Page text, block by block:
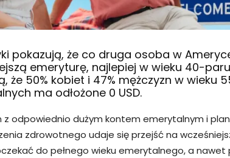
pokazują, że co druga osoba w
emeryturę, najlepiej w wieku 40-
że 50% kobiet i 47% mężczyzn w wieku
ma odłożone 0 USD.
z odpowiednio dużym kontem emerytalnym i
zdrowotnego udaje się przejść na
do pełnego wieku emerytalnego, a nawet